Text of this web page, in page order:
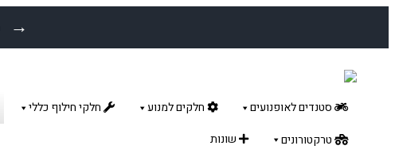
→
סטנדים לאופנועים חלקים למנוע חלקי חילוף כללי
טרקטורונים
שונות